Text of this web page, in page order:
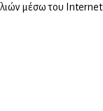
μέσω του Internet